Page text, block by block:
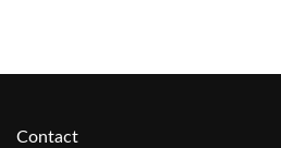
Contact